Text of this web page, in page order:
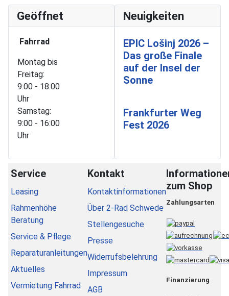
Geöffnet
Fahrrad
Montag bis
Freitag:
9:00 - 18:00
Uhr
Samstag:
9:00 - 16:00
Uhr
Neuigkeiten
EPIC Lošinj 2026 –
Das große Finale
auf der Insel der
Sonne
Frankfurter Weg
Fest 2026
Service
Leasing
Rahmenhöhe
Beratung
Service & Pflege
Reparaturanleitungen
Aktuelles
Vermietung Fahrrad
Kontakt
Kontaktinformationen
Über 2-Rad Schwede
Stellengesuche
Presse
Widerrufsbelehrung
Impressum
AGB
zum Shop
Zahlungsarten
Finanzierung